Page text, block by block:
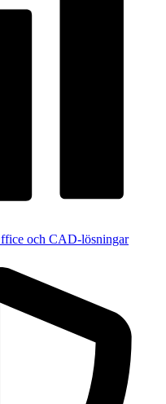
och CAD-lösningar